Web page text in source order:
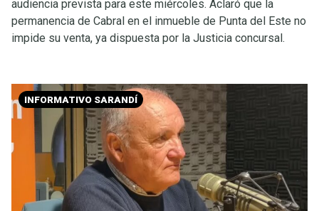
audiencia prevista para este miércoles. Aclaró que la
permanencia de Cabral en el inmueble de Punta del Este no
impide su venta, ya dispuesta por la Justicia concursal.
INFORMATIVO SARANDÍ